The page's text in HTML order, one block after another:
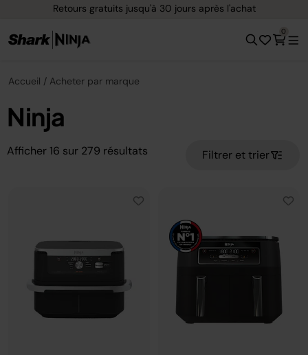
jusqu'à 30 jours après l'achat Options de
0
Accueil Acheter par marque
Ninja
Afficher 16 sur 279 résultats Filtrer et trier